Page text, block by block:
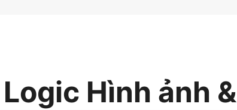
Logic Hình ảnh